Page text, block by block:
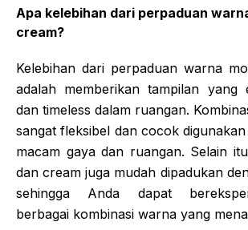
Apa kelebihan dari perpaduan
cream?
Kelebihan dari perpaduan warna
adalah memberikan tampilan yang
dan timeless dalam ruangan.
sangat fleksibel dan cocok
macam gaya dan ruangan. Selain
dan cream juga mudah dipadukan
sehingga Anda dapat
berbagai kombinasi warna yang